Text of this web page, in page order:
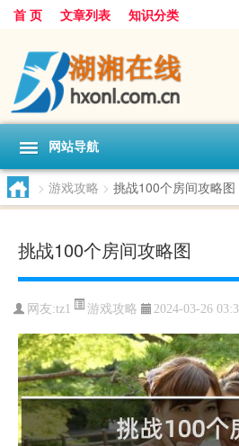
首 页 文章列表 知识分类
网站导航
> 游戏攻略 > 挑战100个房间攻略图
挑战100个房间攻略图
网友:tz1 游戏攻略 2024-03-26